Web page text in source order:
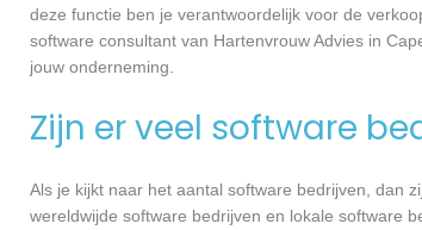
deze functie ben je verantwoordelijk voor de
software consultant van Hartenvrouw Advies in
jouw onderneming.
Zijn er veel software
Als je kijkt naar het aantal software bedrijven, dan
wereldwijde software bedrijven en lokale software